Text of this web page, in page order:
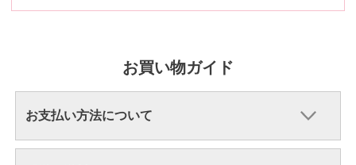
お買い物ガイド
お支払い方法について